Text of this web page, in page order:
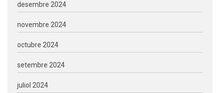
desembre 2024
novembre 2024
octubre 2024
setembre 2024
juliol 2024